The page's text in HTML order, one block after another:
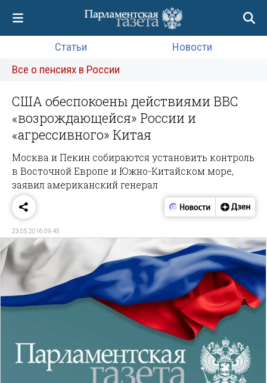
Статьи
Новости
Все о пенсиях в России
США обеспокоены действиями ВВС
«возрождающейся» России и
«агрессивного» Китая
Москва и Пекин собираются установить контроль
в Восточной Европе и Южно-Китайском море,
заявил американский генерал
23.05.2016 09:45